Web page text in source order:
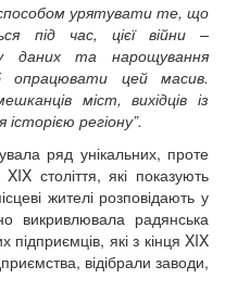
урятувати те, що
під час, цієї війни –
даних та нарощування
опрацювати цей масив.
міст, вихідців із
регіону”.
ряд унікальних, проте
століття, які показують
жителі розповідають у
викривлювала радянська
які з кінця XIX
відібрали заводи,